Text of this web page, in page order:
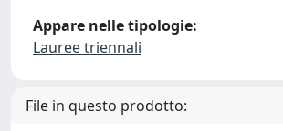
Appare nelle tipologie:
Lauree triennali
File in questo prodotto: